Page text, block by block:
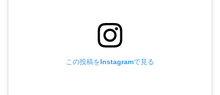
この投稿をInstagramで見る